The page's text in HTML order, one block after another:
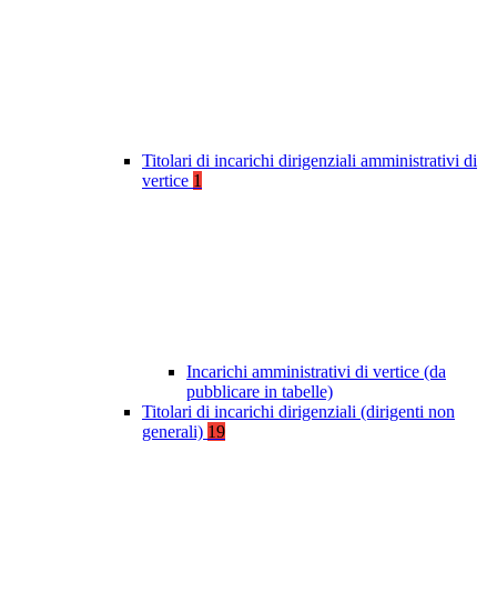
Titolari di incarichi dirigenziali amministrativi di
vertice 1
Incarichi amministrativi di vertice (da
pubblicare in tabelle)
Titolari di incarichi dirigenziali (dirigenti non
generali) 19